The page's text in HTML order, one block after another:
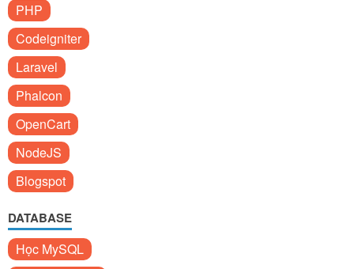
PHP
Codeigniter
Laravel
Phalcon
OpenCart
NodeJS
Blogspot
DATABASE
Học MySQL